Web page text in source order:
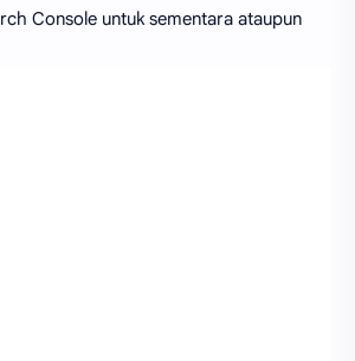
Console untuk sementara ataupun